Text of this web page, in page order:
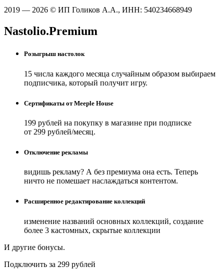
2019 — 2026 © ИП Голиков А.А., ИНН: 540234668949
Nastolio.Premium
Розыгрыш настолок
15 числа каждого месяца случайным образом выбираем
подписчика, который получит игру.
Сертификаты от Meeple House
199 рублей на покупку в магазине при подписке
от 299 рублей/месяц.
Отключение рекламы
видишь рекламу? А без премиума она есть. Теперь
ничто не помешает наслаждаться контентом.
Расширенное редактирование коллекций
изменение названий основных коллекций, создание
более 3 кастомных, скрытые коллекции
И другие бонусы.
Подключить за 299 рублей